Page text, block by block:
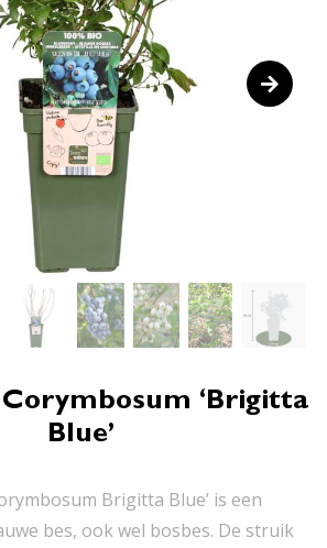
‘Brigitta
Blue’
Brigitta Blue’ is een
bes, ook wel bosbes. De struik